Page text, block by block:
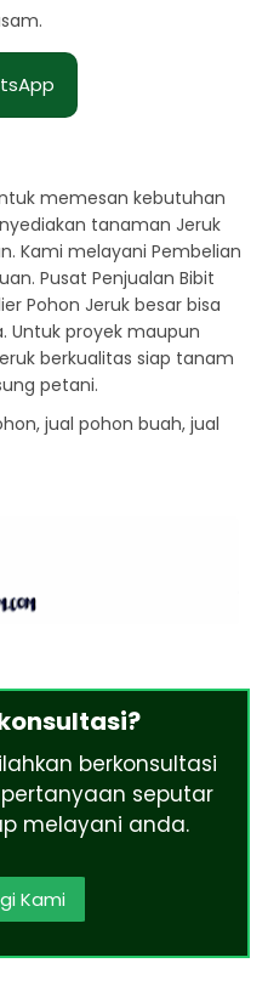
memesan kebutuhan
tanaman Jeruk
Kami melayani Pembelian
Pusat Penjualan Bibit
Pohon Jeruk besar bisa
Untuk proyek maupun
berkualitas siap tanam
petani.
jual pohon buah, jual
berkonsultasi
seputar
melayani anda.
Kami